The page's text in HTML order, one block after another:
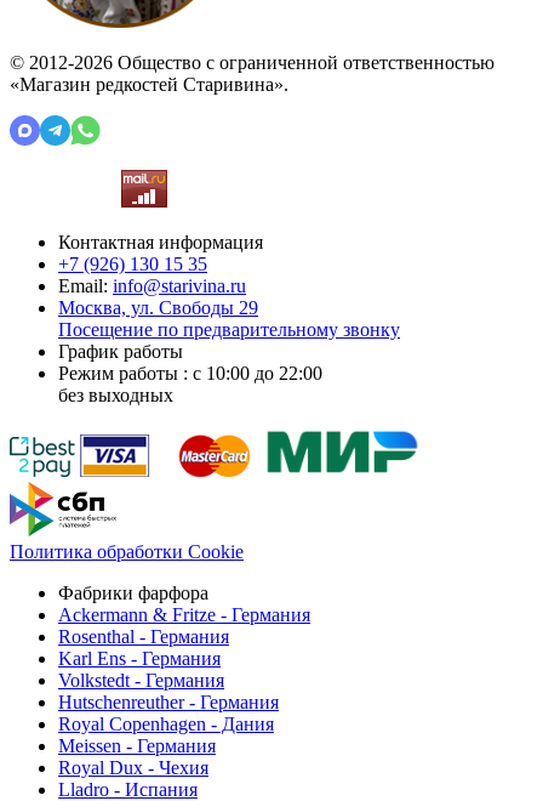
© 2012-2026 Общество с ограниченной ответственностью
«Магазин редкостей Старивина».
Контактная информация
+7 (926) 130 15 35
Email: info@starivina.ru
Москва, ул. Свободы 29
Посещение по предварительному звонку
График работы
Режим работы : с 10:00 до 22:00
без выходных
Политика обработки Cookie
Фабрики фарфора
Ackermann & Fritze - Германия
Rosenthal - Германия
Karl Ens - Германия
Volkstedt - Германия
Hutschenreuther - Германия
Royal Copenhagen - Дания
Meissen - Германия
Royal Dux - Чехия
Lladro - Испания